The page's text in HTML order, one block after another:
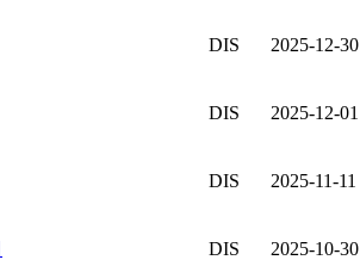
DIS 2025-12-30
DIS 2025-12-01
DIS 2025-11-11
DIS 2025-10-30